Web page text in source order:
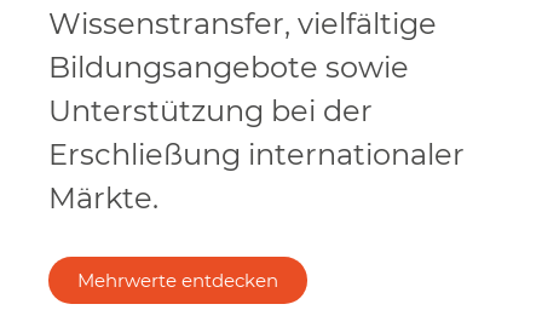
Wissenstransfer, vielfältige
Bildungsangebote sowie
Unterstützung bei der
Erschließung internationaler
Märkte.
Mehrwerte entdecken